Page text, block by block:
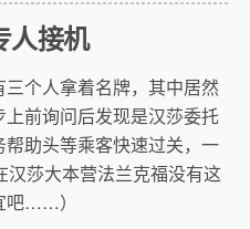
人接机
个人拿着名牌，其中居然
前询问后发现是汉莎委托
助头等乘客快速过关，一
莎大本营法兰克福没有这
吧……）